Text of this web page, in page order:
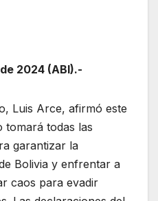
2024 (ABI).-
Luis Arce, afirmó este
tomará todas las
garantizar la
Bolivia y enfrentar a
caos para evadir